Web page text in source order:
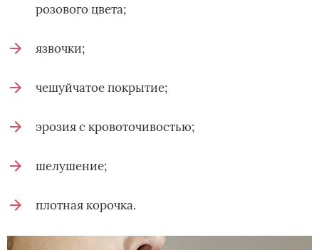
розового цвета;
язвочки;
чешуйчатое покрытие;
эрозия с кровоточивостью;
шелушение;
плотная корочка.